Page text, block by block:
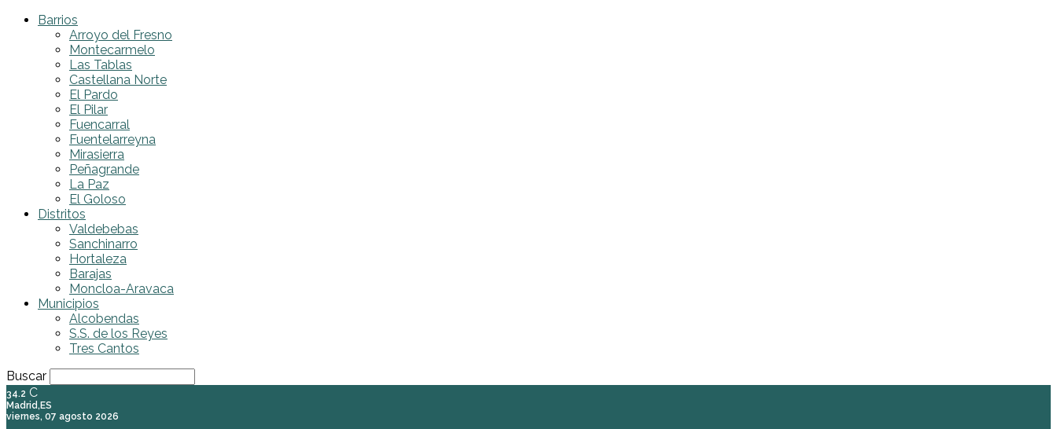
Barrios
Arroyo del Fresno
Montecarmelo
Las Tablas
Castellana Norte
El Pardo
El Pilar
Fuencarral
Fuentelarreyna
Mirasierra
Peñagrande
La Paz
El Goloso
Distritos
Valdebebas
Sanchinarro
Hortaleza
Barajas
Moncloa-Aravaca
Municipios
Alcobendas
S.S. de los Reyes
Tres Cantos
Buscar
34.2 C
Madrid,ES
viernes, 07 agosto 2026